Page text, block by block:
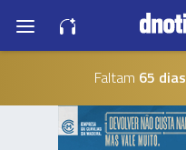
Faltam 65 dias